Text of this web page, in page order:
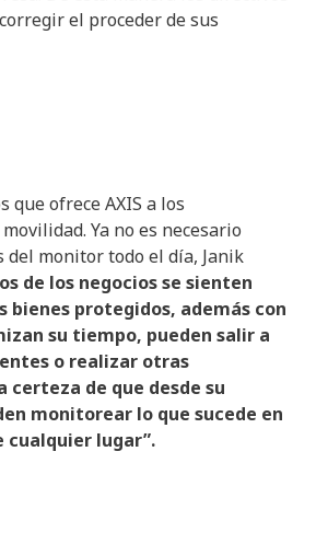
el proceder de sus
que ofrece AXIS a los
Ya no es necesario
del monitor todo el día, Janik
de los negocios se sienten
bienes protegidos, además con
su tiempo, pueden salir a
o realizar otras
certeza de que desde su
monitorear lo que sucede en
cualquier lugar”.